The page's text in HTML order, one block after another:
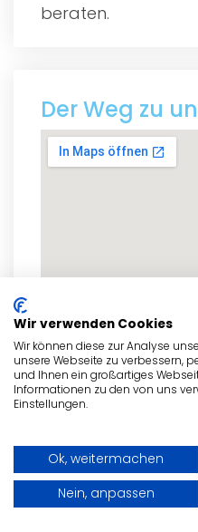
beraten.
Der Weg zu
zum Routenplaner
-
Wir verwenden Cookies
Wir können diese zur Analyse
unsere Webseite zu verbessern,
und Ihnen ein großartiges
Informationen zu den von uns
Einstellungen.
Ok, weitermachen
Nein, anpassen